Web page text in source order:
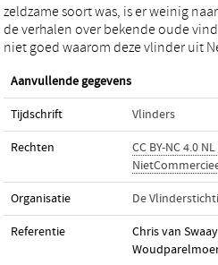
zeldzame soort was, is er weinig
de verhalen over bekende oude
niet goed waarom deze vlinder uit
Aanvullende gegevens
Tijdschrift Vlinders
Rechten
CC BY-NC 4.0
Organisatie De
Referentie
Chris van